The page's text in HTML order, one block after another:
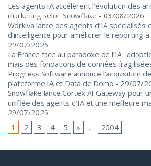
Les agents IA accélèrent l'évolution des
marketing selon Snowflake - 03/08/2026
Workiva lance des agents d’IA spécialisés
d’intelligence pour améliorer le reporting
29/07/2026
La France face au paradoxe de l’IA :
mais des fondations de données
Progress Software annonce l'acquisition
plateforme IA et Data de Domo - 29/07/
Snowflake lance Cortex AI Gateway pour
unifiée des agents d'IA et une meilleure
29/07/2026
1
2 3 4 5 » ... 2004